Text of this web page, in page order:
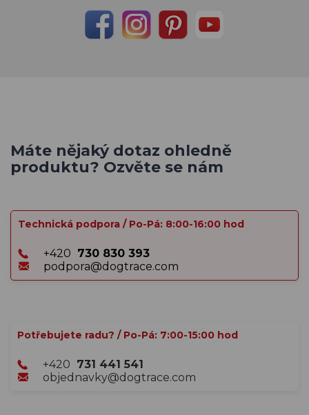
Máte nějaký dotaz ohledně
produktu? Ozvěte se nám
Technická podpora / Po-Pá: 8:00-16:00 hod
+420 730 830 393
podpora@dogtrace.com
Potřebujete radu? / Po-Pá: 7:00-15:00 hod
+420 731 441 541
objednavky@dogtrace.com